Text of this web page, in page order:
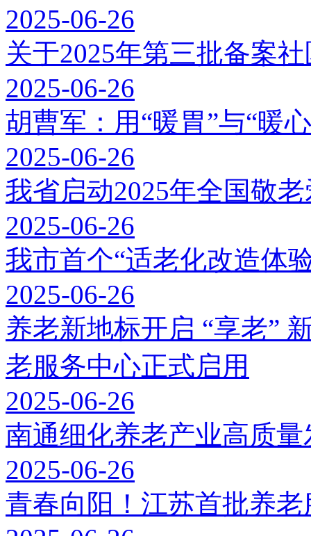
2025-06-26
关于2025年第三批备案
2025-06-26
胡曹军：用“暖胃”与“暖
2025-06-26
我省启动2025年全国敬
2025-06-26
我市首个“适老化改造体
2025-06-26
养老新地标开启 “享老”
老服务中心正式启用
2025-06-26
南通细化养老产业高质量
2025-06-26
青春向阳！江苏首批养